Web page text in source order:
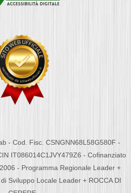
- Cod. Fisc. CSNGNN68L58G580F -
IT086014C1JVY479Z6 - Cofinanziato
- Programma Regionale Leader +
Sviluppo Locale Leader + ROCCA DI